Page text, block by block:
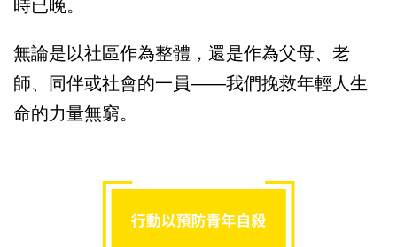
時已晚。
無論是以社區作為整體，還是作為父母、老
師、同伴或社會的一員——我們挽救年輕人生
命的力量無窮。